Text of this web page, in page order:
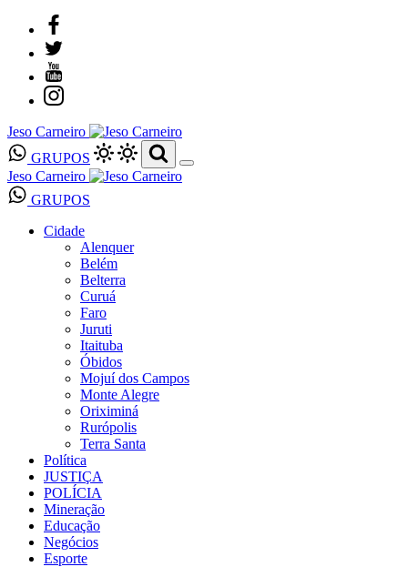
Jeso Carneiro
GRUPOS
Jeso Carneiro
GRUPOS
Cidade
Alenquer
Belém
Belterra
Curuá
Faro
Juruti
Itaituba
Óbidos
Mojuí dos Campos
Monte Alegre
Oriximiná
Rurópolis
Terra Santa
Política
JUSTIÇA
POLÍCIA
Mineração
Educação
Negócios
Esporte